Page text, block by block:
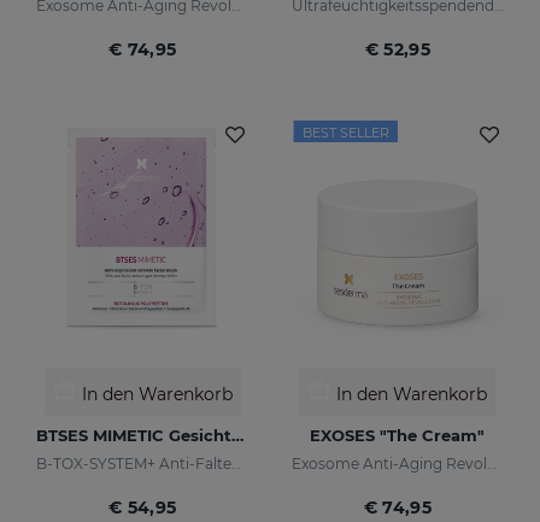
€ 74,95 € 52,95
In den Warenkorb
BTSES MIMETIC Gesichtsmaske
B-TOX-SYSTEM+ Anti-Falten-Cocktail
€ 54,95
BEST SELLER
In den Warenkorb
EXOSES "The Cream"
Exosome Anti-Aging Revolution
€ 74,95